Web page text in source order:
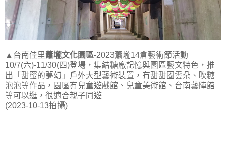
▲台南佳里蕭壠文化園區-2023蕭壠14倉藝術節活動
10/7(六)-11/30(四)登場，集結糖廠記憶與園區藝文特色，推
出「甜蜜的夢幻」戶外大型藝術裝置，有甜甜圈雲朵、吹糖
泡泡等作品，園區有兒童遊戲館、兒童美術館、台南藝陣館
等可以逛，很適合親子同遊
(2023-10-13拍攝)